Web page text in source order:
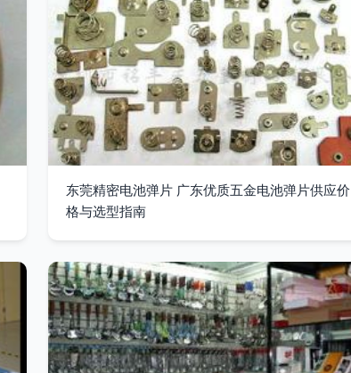
东莞精密电池弹片 广东优质五金电池弹片供应价
格与选型指南